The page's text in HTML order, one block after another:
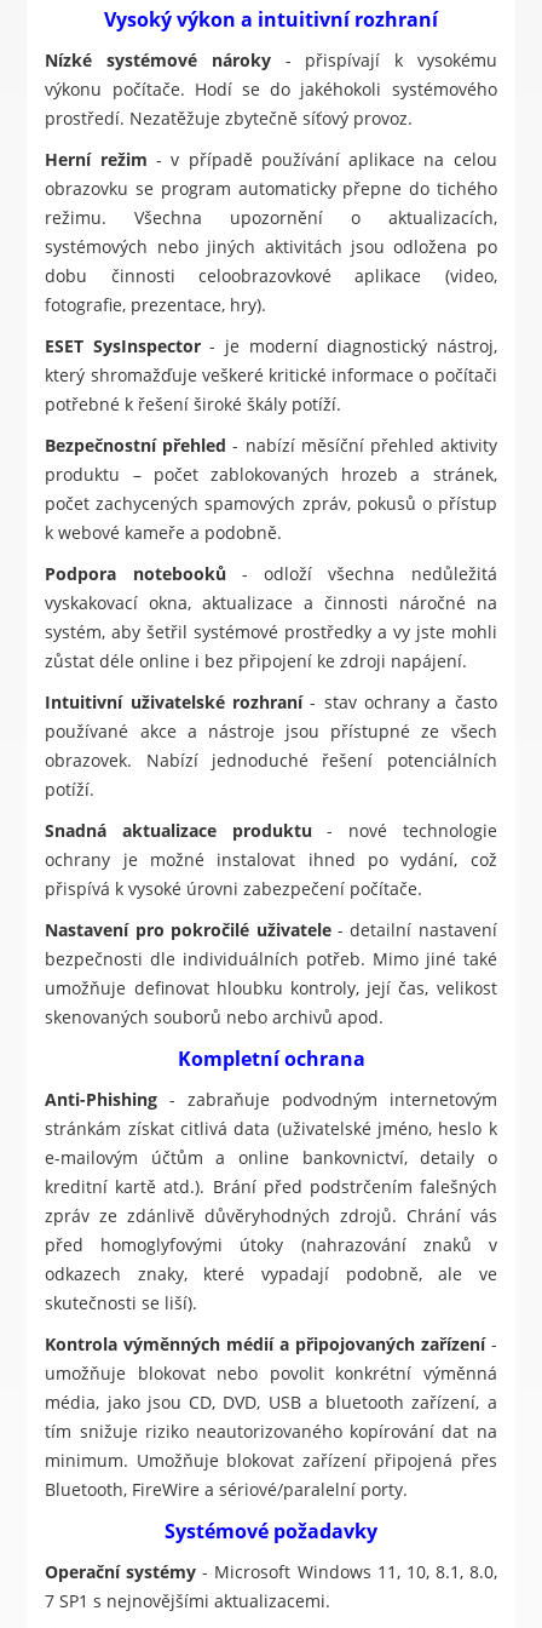
Vysoký výkon a intuitivní rozhraní
Nízké systémové nároky- přispívají k vysokému
výkonu počítače. Hodí se do jakéhokoli systémového
prostředí. Nezatěžuje zbytečně síťový provoz.
Herní režim - v případě používání aplikace na celou
obrazovku se program automaticky přepne do tichého
režimu. Všechna upozornění o aktualizacích,
systémových nebo jiných aktivitách jsou odložena po
dobu činnosti celoobrazovkové aplikace (video,
fotografie, prezentace, hry).
ESET SysInspector- je moderní diagnostický nástroj,
který shromažďuje veškeré kritické informace o počítači
potřebné k řešení široké škály potíží.
Bezpečnostní přehled - nabízí měsíční přehled aktivity
produktu – počet zablokovaných hrozeb a stránek,
počet zachycených spamových zpráv, pokusů o přístup
k webové kameře a podobně.
Podpora notebooků - odloží všechna nedůležitá
vyskakovací okna, aktualizace a činnosti náročné na
systém, aby šetřil systémové prostředky a vy jste mohli
zůstat déle online i bez připojení ke zdroji napájení.
Intuitivní uživatelské rozhraní- stav ochrany a často
používané akce a nástroje jsou přístupné ze všech
obrazovek. Nabízí jednoduché řešení potenciálních
potíží.
Snadná aktualizace produktu - nové technologie
ochrany je možné instalovat ihned po vydání, což
přispívá k vysoké úrovni zabezpečení počítače.
Nastavení pro pokročilé uživatele- detailní nastavení
bezpečnosti dle individuálních potřeb. Mimo jiné také
umožňuje definovat hloubku kontroly, její čas, velikost
skenovaných souborů nebo archivů apod.
Kompletní ochrana
Anti-Phishing - zabraňuje podvodným internetovým
stránkám získat citlivá data (uživatelské jméno, heslo k
e-mailovým účtům a online bankovnictví, detaily o
kreditní kartě atd.). Brání před podstrčením falešných
zpráv ze zdánlivě důvěryhodných zdrojů. Chrání vás
před homoglyfovými útoky (nahrazování znaků v
odkazech znaky, které vypadají podobně, ale ve
skutečnosti se liší).
Kontrola výměnných médií a připojovaných zařízení-
umožňuje blokovat nebo povolit konkrétní výměnná
média, jako jsou CD, DVD, USB a bluetooth zařízení, a
tím snižuje riziko neautorizovaného kopírování dat na
minimum. Umožňuje blokovat zařízení připojená přes
Bluetooth, FireWire a sériové/paralelní porty.
Systémové požadavky
Operační systémy - Microsoft Windows 11, 10, 8.1, 8.0,
7 SP1 s nejnovějšími aktualizacemi.